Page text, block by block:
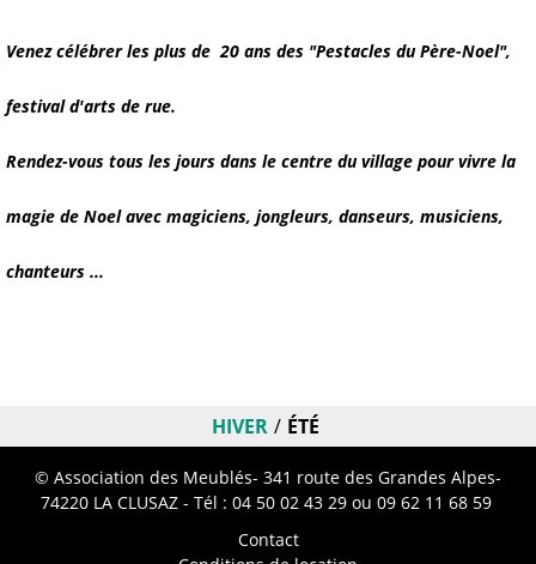
Venez célébrer les plus de 20 ans des "Pestacles du Père-Noel",
festival d'arts de rue.
Rendez-vous tous les jours dans le centre du village pour vivre la
magie de Noel avec magiciens, jongleurs, danseurs, musiciens,
chanteurs ...
HIVER ÉTÉ
© Association des Meublés- 341 route des Grandes Alpes-
74220 LA CLUSAZ - Tél : 04 50 02 43 29ou 09 62 11 68 59
Contact